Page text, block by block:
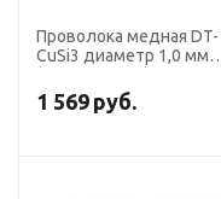
Проволока медная DT-
CuSi3 диаметр 1,0 мм
1 569 руб.